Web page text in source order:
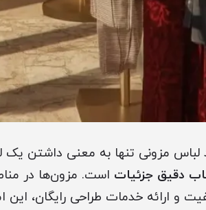
لباس مزونی تنها به معنی داشتن یک
دقیق جزئیات است. مزون‌ها در
و ارائه خدمات طراحی رایگان،